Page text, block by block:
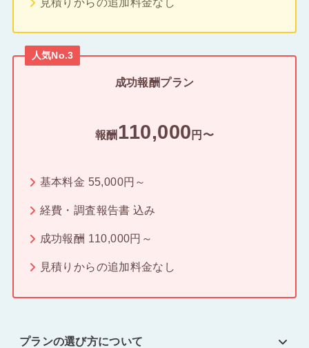
人気No.3
成功報酬プラン
報酬 110,000 円〜
基本料金 55,000円～
経費・調査報告書 込み
成功報酬 110,000円～
見積りからの追加料金なし
プランの選び方について